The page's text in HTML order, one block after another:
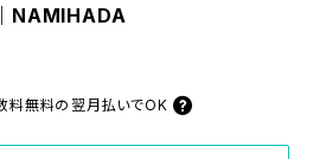
NAMIHADA
料無料の 翌月払いでOK